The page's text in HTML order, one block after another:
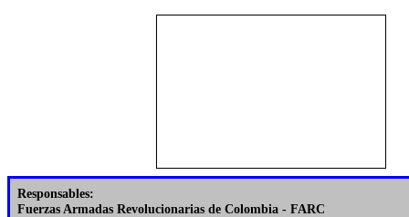
Responsables:
Fuerzas Armadas Revolucionarias de Colombia - FARC